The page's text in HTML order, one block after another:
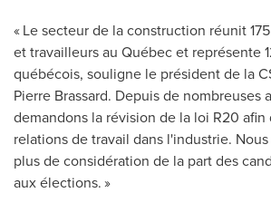
« Le secteur de la construction réunit
et travailleurs au Québec et représente
québécois, souligne le président de la
Pierre Brassard. Depuis de nombreuses
demandons la révision de la loi R20 afin
relations de travail dans l'industrie.
plus de considération de la part des
aux élections. »